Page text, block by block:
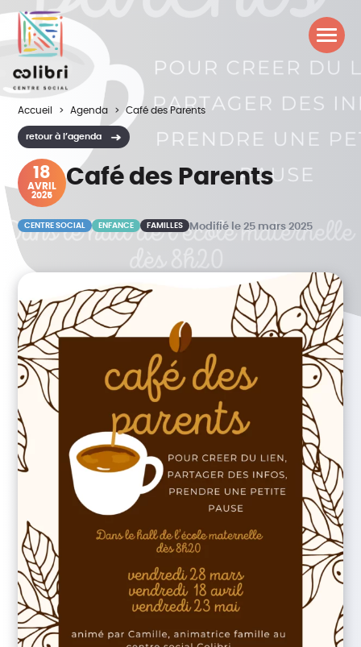
Accueil Agenda Café des Parents
retour à l’agenda
18
AVRIL
2025
Café des Parents
CENTRE SOCIAL ENFANCE FAMILLES Modifié le 25 mars 2025